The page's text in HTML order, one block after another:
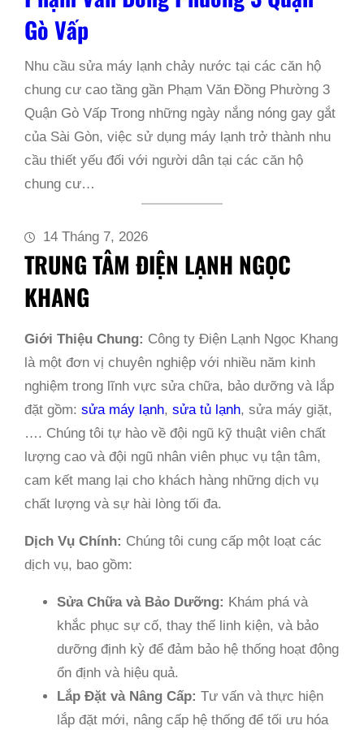
Gò Vấp
Nhu cầu sửa máy lạnh chảy nước tại các căn hộ
chung cư cao tầng gần Phạm Văn Đồng Phường 3
Quận Gò Vấp Trong những ngày nắng nóng gay gắt
của Sài Gòn, việc sử dụng máy lạnh trở thành nhu
cầu thiết yếu đối với người dân tại các căn hộ
chung cư…
14 Tháng 7, 2026
TRUNG TÂM ĐIỆN LẠNH NGỌC
KHANG
Giới Thiệu Chung: Công ty Điện Lạnh Ngọc Khang
là một đơn vị chuyên nghiệp với nhiều năm kinh
nghiệm trong lĩnh vực sửa chữa, bảo dưỡng và lắp
đặt gồm: sửa máy lạnh, sửa tủ lạnh, sửa máy giặt,
…. Chúng tôi tự hào về đội ngũ kỹ thuật viên chất
lượng cao và đội ngũ nhân viên phục vụ tận tâm,
cam kết mang lại cho khách hàng những dịch vụ
chất lượng và sự hài lòng tối đa.
Dịch Vụ Chính: Chúng tôi cung cấp một loạt các
dịch vụ, bao gồm:
Sửa Chữa và Bảo Dưỡng: Khám phá và
khắc phục sự cố, thay thế linh kiện, và bảo
dưỡng định kỳ để đảm bảo hệ thống hoạt động
ổn định và hiệu quả.
Lắp Đặt và Nâng Cấp: Tư vấn và thực hiện
lắp đặt mới, nâng cấp hệ thống để tối ưu hóa